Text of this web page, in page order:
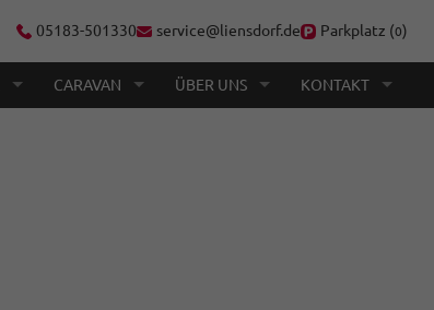
05183-501330 service@liensdorf.de Parkplatz (0)
CARAVAN ÜBER UNS KONTAKT